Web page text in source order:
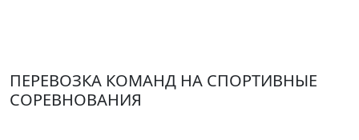
ПЕРЕВОЗКА КОМАНД НА СПОРТИВНЫЕ
СОРЕВНОВАНИЯ